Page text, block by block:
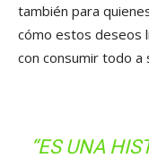
también para
cómo estos deseos
con consumir todo a
“ES UNA